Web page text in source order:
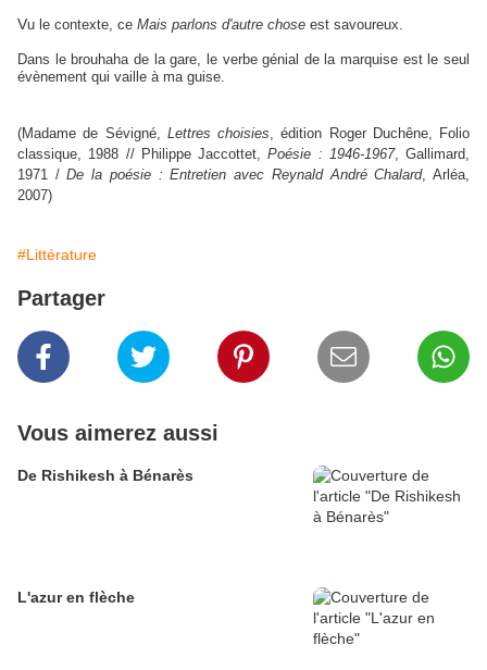
Vu le contexte, ce Mais parlons d'autre chose est savoureux.
Dans le brouhaha de la gare, le verbe génial de la marquise est le seul
évènement qui vaille à ma guise.
(Madame de Sévigné, Lettres choisies, édition Roger Duchêne, Folio
classique, 1988 // Philippe Jaccottet,Poésie : 1946-1967, Gallimard,
1971 /De la poésie : Entretien avec Reynald André Chalard, Arléa,
2007)
#Littérature
Partager
Vous aimerez aussi
De Rishikesh à Bénarès
L'azur en flèche